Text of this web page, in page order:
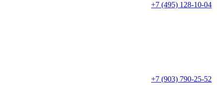
+7 (495) 128-10-04
+7 (903) 790-25-52